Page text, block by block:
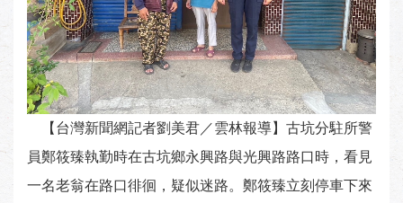
【台灣新聞網記者劉美君／雲林報導】古坑分駐所警
員鄭筱臻執勤時在古坑鄉永興路與光興路路口時，看見
一名老翁在路口徘徊，疑似迷路。鄭筱臻立刻停車下來